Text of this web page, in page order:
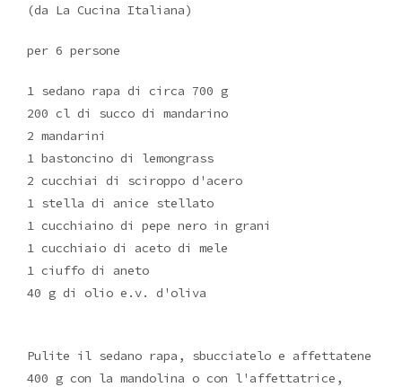
(da La Cucina Italiana)
per 6 persone
1 sedano rapa di circa 700 g
200 cl di succo di mandarino
2 mandarini
1 bastoncino di lemongrass
2 cucchiai di sciroppo d'acero
1 stella di anice stellato
1 cucchiaino di pepe nero in grani
1 cucchiaio di aceto di mele
1 ciuffo di aneto
40 g di olio e.v. d'oliva
Pulite il sedano rapa, sbucciatelo e affettatene
400 g con la mandolina o con l'affettatrice,